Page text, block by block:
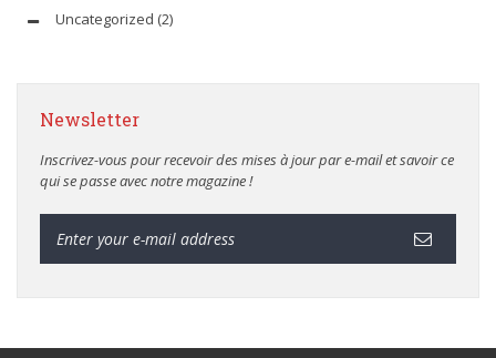
Uncategorized (2)
Newsletter
Inscrivez-vous pour recevoir des mises à jour par e-mail et savoir ce
qui se passe avec notre magazine !